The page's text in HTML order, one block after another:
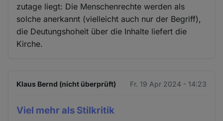
zutage liegt: Die Menschenrechte werden als
solche anerkannt (vielleicht auch nur der Begriff),
die Deutungshoheit über die Inhalte liefert die
Kirche.
Klaus Bernd (nicht überprüft) Fr. 19 Apr 2024 - 14:23
Viel mehr als Stilkritik